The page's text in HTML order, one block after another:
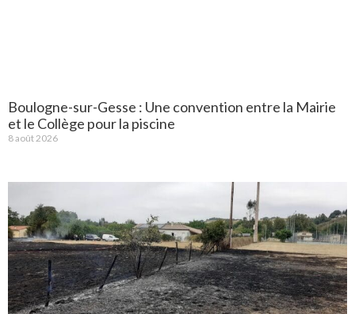
Boulogne-sur-Gesse : Une convention entre la Mairie
et le Collège pour la piscine
8 août 2026